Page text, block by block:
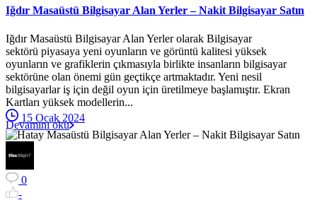
Iğdır Masaüstü Bilgisayar Alan Yerler – Nakit Bilgisayar Satın
Iğdır Masaüstü Bilgisayar Alan Yerler olarak Bilgisayar
sektörü piyasaya yeni oyunların ve görüntü kalitesi yüksek
oyunların ve grafiklerin çıkmasıyla birlikte insanların bilgisayar
sektörüne olan önemi gün geçtikçe artmaktadır. Yeni nesil
bilgisayarlar iş için değil oyun için üretilmeye başlamıştır. Ekran
Kartları yüksek modellerin...
15 Ocak 2024
Devamını oku
0
-